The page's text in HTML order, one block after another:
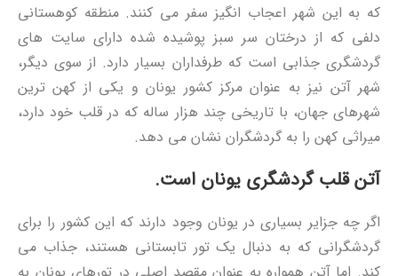
که به این شهر اعجاب انگیز سفر می کنند. منطقه کوهستانی
دلفی که از درختان سر سبز پوشیده شده دارای سایت های
گردشگری جذابی است که طرفداران بسیار دارد. از سوی دیگر،
شهر آتن نیز به عنوان مرکز کشور یونان و یکی از کهن ترین
شهرهای جهان، با تاریخی چند هزار ساله که در قلب خود دارد،
میراثی کهن را به گردشگران نشان می دهد.
آتن قلب گردشگری یونان است.
اگر چه جزایر بسیاری در یونان وجود دارند که این کشور را برای
گردشگرانی که به دنبال یک تور تابستانی هستند، جذاب می